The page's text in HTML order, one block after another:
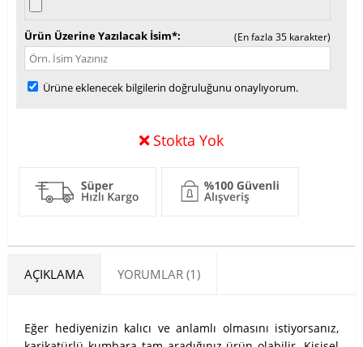
Ürün Üzerine Yazılacak İsim* (En fazla 35 karakter)
Ürüne eklenecek bilgilerin doğruluğunu onaylıyorum.
Stokta Yok
AÇIKLAMA YORUMLAR (1)
Eğer hediyenizin kalıcı ve anlamlı olmasını istiyorsanız,